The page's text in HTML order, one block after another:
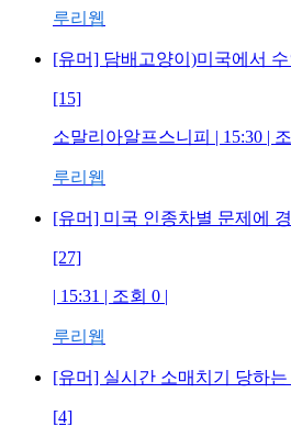
루리웹
[유머] 담배고양이)미국에서
[15]
소말리아알프스니피 | 15:30 |
루리웹
[유머] 미국 인종차별 문제에
[27]
| 15:31 | 조회 0 |
루리웹
[유머] 실시간 소매치기 당하는
[4]